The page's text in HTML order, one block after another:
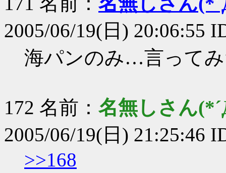
2005/06/19(日) 20:06:55
海パンのみ…言って
172 名前： 名無しさん
2005/06/19(日) 21:25:46
>>168